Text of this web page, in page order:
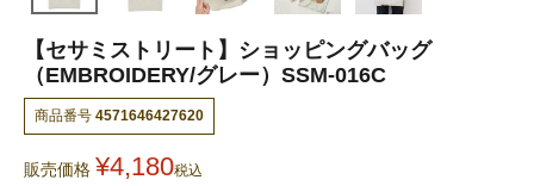
【セサミストリート】ショッピングバッグ
（EMBROIDERY/グレー）SSM-016C
商品番号 4571646427620
販売価格 ¥4,180税込